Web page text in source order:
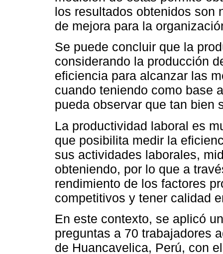
los resultados obtenidos son
de mejora para la
Se puede concluir que la
considerando la producción
eficiencia para alcanzar las
cuando teniendo como base
pueda observar que tan bien
La productividad laboral es
que posibilita medir la
sus actividades laborales,
obteniendo, por lo que a
rendimiento de los factores
competitivos y tener calidad
En este contexto, se aplicó
preguntas a 70 trabajadores
de Huancavelica, Perú, con